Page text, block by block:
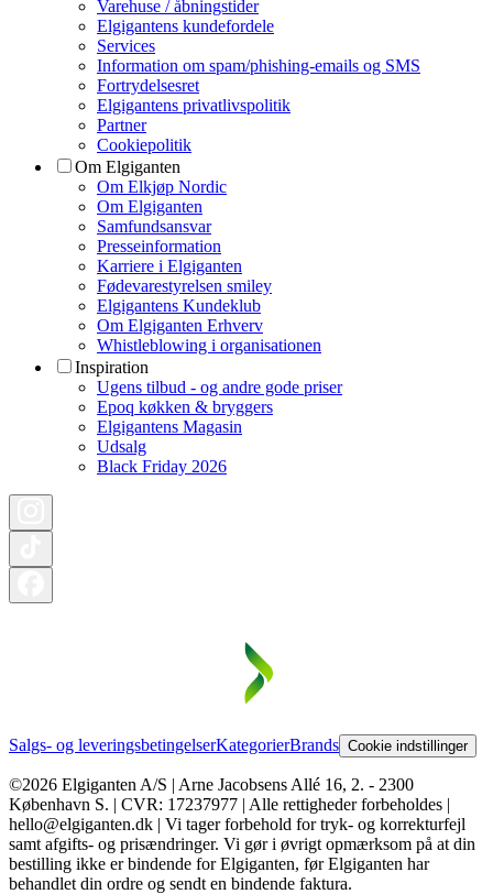
Varehuse / åbningstider
Elgigantens kundefordele
Services
Information om spam/phishing-emails og SMS
Fortrydelsesret
Elgigantens privatlivspolitik
Partner
Cookiepolitik
Om Elgiganten
Om Elkjøp Nordic
Om Elgiganten
Samfundsansvar
Presseinformation
Karriere i Elgiganten
Fødevarestyrelsen smiley
Elgigantens Kundeklub
Om Elgiganten Erhverv
Whistleblowing i organisationen
Inspiration
Ugens tilbud - og andre gode priser
Epoq køkken & bryggers
Elgigantens Magasin
Udsalg
Black Friday 2026
Salgs- og leveringsbetingelserKategorierBrands Cookie indstillinger
©2026 Elgiganten A/S | Arne Jacobsens Allé 16, 2. - 2300
København S. | CVR: 17237977 | Alle rettigheder forbeholdes |
hello@elgiganten.dk | Vi tager forbehold for tryk- og korrekturfejl
samt afgifts- og prisændringer. Vi gør i øvrigt opmærksom på at din
bestilling ikke er bindende for Elgiganten, før Elgiganten har
behandlet din ordre og sendt en bindende faktura.